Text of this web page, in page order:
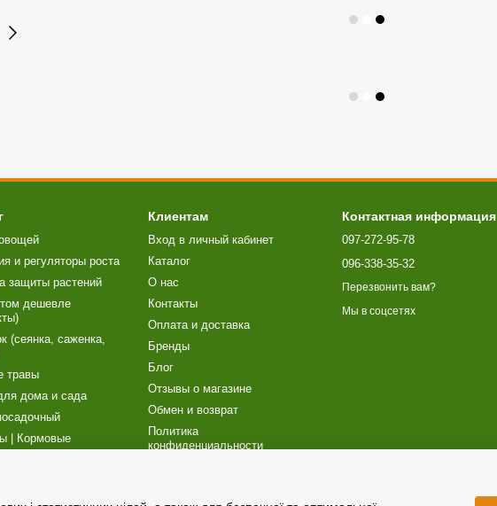
и регуляторы роста
защиты растений
дешевле
(сеянка, саженка,
травы
дома и сада
| Кормовые
Клиентам
Вход в личный кабинет
Каталог
О нас
Контакты
Оплата и доставка
Бренды
Блог
Отзывы о магазине
Обмен и возврат
Политика
конфиденциальности
Контактная информация
097-272-95-78
096-338-35-32
Перезвонить вам?
Мы в соцсетях